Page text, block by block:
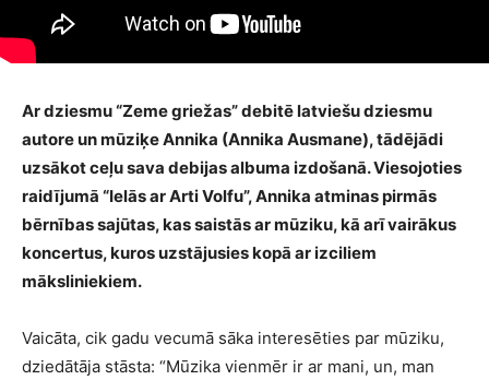
Ar dziesmu “Zeme griežas” debitē latviešu dziesmu
autore un mūziķe Annika (Annika Ausmane), tādējādi
uzsākot ceļu sava debijas albuma izdošanā. Viesojoties
raidījumā “Ielās ar Arti Volfu”, Annika atminas pirmās
bērnības sajūtas, kas saistās ar mūziku, kā arī vairākus
koncertus, kuros uzstājusies kopā ar izciliem
māksliniekiem.
Vaicāta, cik gadu vecumā sāka interesēties par mūziku,
dziedātāja stāsta: “Mūzika vienmēr ir ar mani, un, man